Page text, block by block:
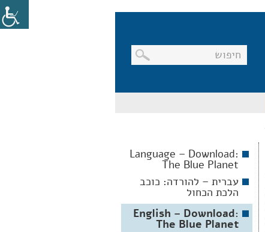
Language – Download:
The Blue Planet
עברית – להורדה: כוכב
הלכת הכחול
English – Download:
The Blue Planet